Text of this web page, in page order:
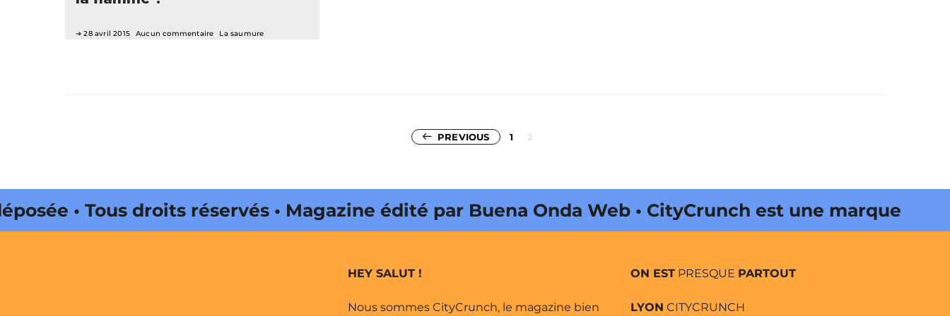
28 avril 2015 Aucun commentaire La saumure
Pagination
PREVIOUS 1 2
• Tous droits réservés • Magazine édité par Buena Onda Web • CityCrunch est une marque
HEY SALUT !
Nous sommes CityCrunch, le magazine bien
ON EST PRESQUE PARTOUT
LYON CITYCRUNCH